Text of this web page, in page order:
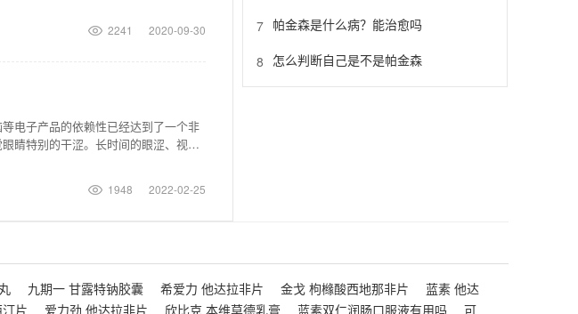
2241 2020-09-30
电子产品的依赖性已经达到了一个非
睛特别的干涩。长时间的眼涩、视疲
1948 2022-02-25
7 帕金森是什么病？能治愈吗
8 怎么判断自己是不是帕金森
九期一 甘露特钠胶囊 希爱力 他达拉非片 金戈 枸橼酸西地那非片
蓝素 他达
片 爱力劲 他达拉非片 欣比克 本维莫德乳膏 蓝素双仁润肠口服液有用吗
可